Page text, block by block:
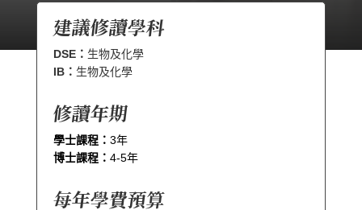
建議修讀學科
DSE： 生物及化學
IB： 生物及化學
修讀年期
學士課程： 3年
博士課程： 4-5年
每年學費預算